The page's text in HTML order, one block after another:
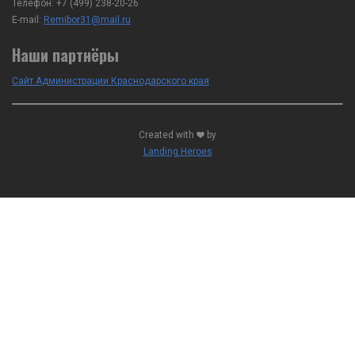
Телефон: +7 (499) 238-20-26
E-mail: Remibor31@mail.ru
Наши партнёры
Сайт Администрации Краснодарского края
Created with
by
Landing Heroes